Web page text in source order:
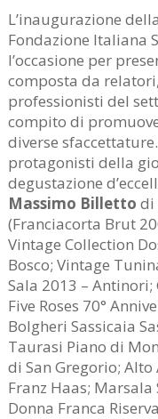
L’inaugurazione
Fondazione Italiana
l’occasione per
composta da
professionisti del
compito di
diverse
protagonisti della
degustazione
Massimo Billetto di
(Franciacorta Brut
Vintage Collection
Bosco; Vintage
Sala 2013 – Antinori;
Five Roses 70°
Bolgheri Sassicaia
Taurasi Piano di
di San Gregorio; Alto
Franz Haas;
Donna Franca